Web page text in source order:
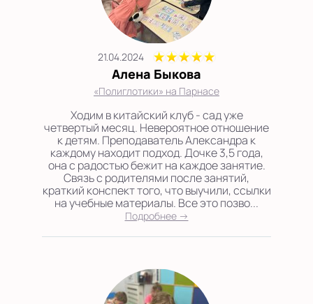
21.04.2024
Алена Быкова
«Полиглотики» на Парнасе
Ходим в китайский клуб - сад уже
четвертый месяц. Невероятное отношение
к детям. Преподаватель Александра к
каждому находит подход. Дочке 3,5 года,
она с радостью бежит на каждое занятие.
Связь с родителями после занятий,
краткий конспект того, что выучили, ссылки
на учебные материалы. Все это позво...
Подробнее →